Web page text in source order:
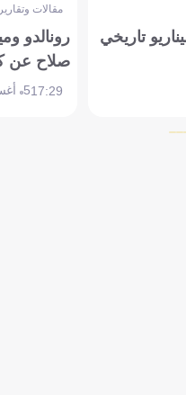
تاريخي
مقالات
رونالدو
صلاح عن
17:295 أغسطس 2026